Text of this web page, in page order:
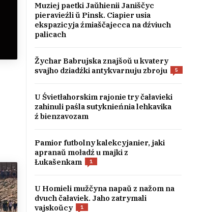
Muziej paetki Jaŭhienii Janiščyc
pieravieźli ŭ Pinsk. Ciapier usia
ekspazicyja źmiaščajecca na dźviuch
palicach
Žychar Babrujska znajšoŭ u kvatery
svajho dziadźki antykvarnuju zbroju
5
U Śvietłahorskim rajonie try čałavieki
zahinuli paśla sutyknieńnia lehkavika
ź bienzavozam
Pamior futbolny kalekcyjanier, jaki
apranaŭ moładź u majki z
Łukašenkam
1
U Homieli mužčyna napaŭ z nažom na
dvuch čałaviek. Jaho zatrymali
vajskoŭcy
1